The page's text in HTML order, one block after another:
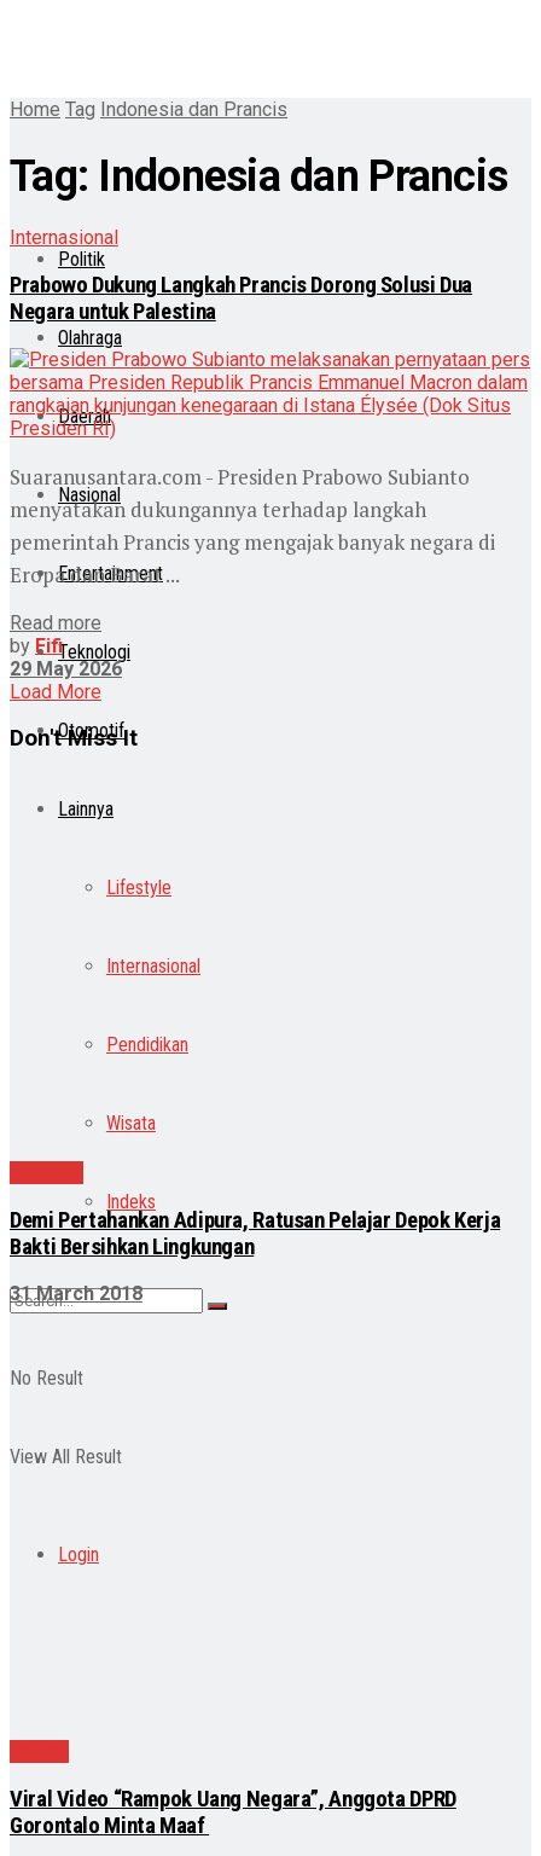
Politik
Olahraga
Daerah
Nasional
Entertainment
Teknologi
Otomotif
Lainnya
Lifestyle
Internasional
Pendidikan
Wisata
Indeks
No Result
View All Result
Login
Home Tag Indonesia dan Prancis
Tag: Indonesia dan Prancis
Internasional
Prabowo Dukung Langkah Prancis Dorong Solusi Dua
Negara untuk Palestina
Suaranusantara.com - Presiden Prabowo Subianto
menyatakan dukungannya terhadap langkah
pemerintah Prancis yang mengajak banyak negara di
Eropa dan Barat ...
Read more
by Fifi
29 May 2026
Load More
Don't Miss It
Demi Pertahankan Adipura, Ratusan Pelajar Depok Kerja
Bakti Bersihkan Lingkungan
31 March 2018
Viral Video “Rampok Uang Negara”, Anggota DPRD
Gorontalo Minta Maaf